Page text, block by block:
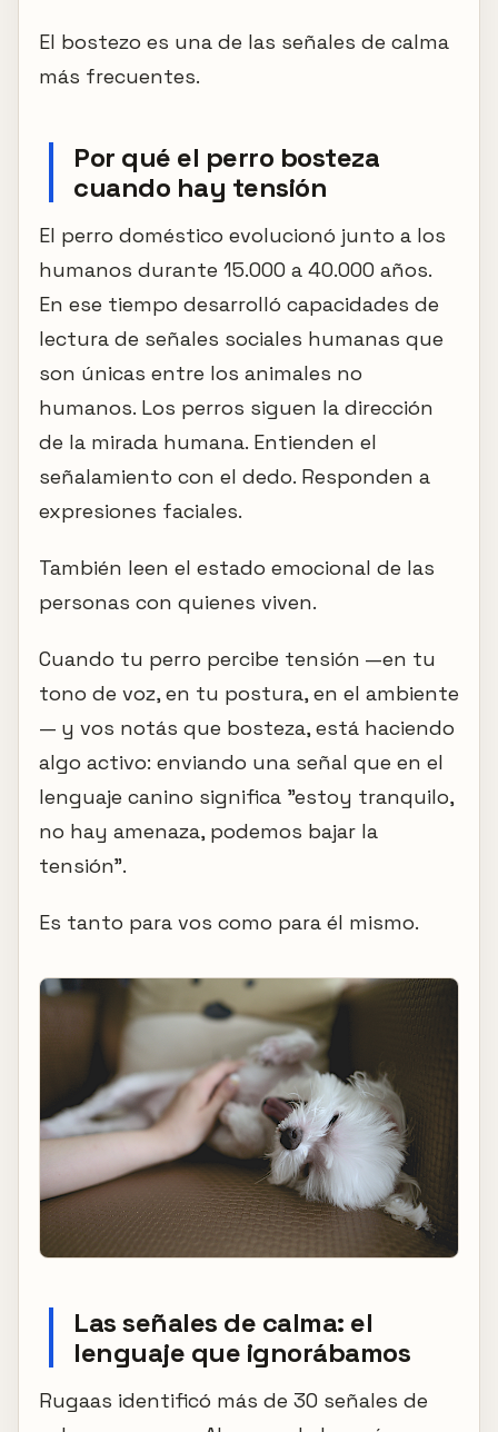
El bostezo es una de las señales de calma
más frecuentes.
Por qué el perro bosteza
cuando hay tensión
El perro doméstico evolucionó junto a los
humanos durante 15.000 a 40.000 años.
En ese tiempo desarrolló capacidades de
lectura de señales sociales humanas que
son únicas entre los animales no
humanos. Los perros siguen la dirección
de la mirada humana. Entienden el
señalamiento con el dedo. Responden a
expresiones faciales.
También leen el estado emocional de las
personas con quienes viven.
Cuando tu perro percibe tensión —en tu
tono de voz, en tu postura, en el ambiente
— y vos notás que bosteza, está haciendo
algo activo: enviando una señal que en el
lenguaje canino significa "estoy tranquilo,
no hay amenaza, podemos bajar la
tensión".
Es tanto para vos como para él mismo.
Las señales de calma: el
lenguaje que ignorábamos
Rugaas identificó más de 30 señales de